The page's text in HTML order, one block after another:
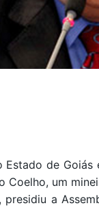
de
um
a